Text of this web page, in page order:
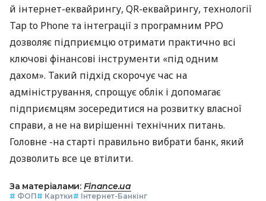
й інтернет-еквайрингу, QR-еквайрингу, технології
Tap to Phone та інтеграції з програмним РРО
дозволяє підприємцю отримати практично всі
ключові фінансові інструменти «під одним
дахом». Такий підхід скорочує час на
адміністрування, спрощує облік і допомагає
підприємцям зосередитися на розвитку власної
справи, а не на вирішенні технічних питань.
Головне -на старті правильно вибрати банк, який
дозволить все це втілити.
За матеріалами: Finance.ua
# ФОП# Картки# Інтернет-Банкінг